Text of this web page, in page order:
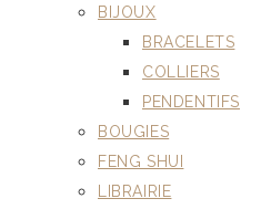
BIJOUX
BRACELETS
COLLIERS
PENDENTIFS
BOUGIES
FENG SHUI
LIBRAIRIE